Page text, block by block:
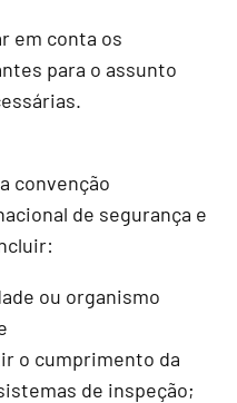
em conta os
para o assunto
convenção
de segurança e
ou organismo
o cumprimento da
de inspeção;